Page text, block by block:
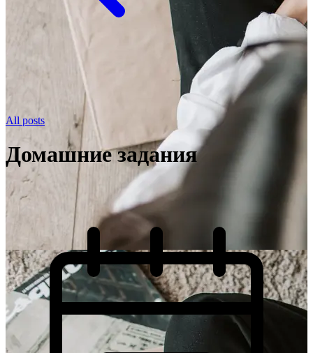
All posts
Домашние задания